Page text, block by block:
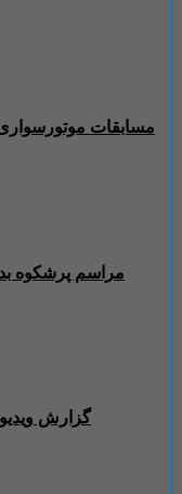
مسابقات موتورسواری
مراسم پرشکوه
گزارش